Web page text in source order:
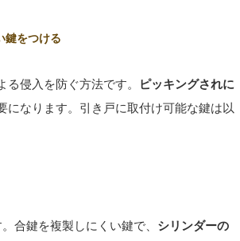
鍵をつける
る侵入を防ぐ方法です。
ピッキングされに
になります。引き戸に取付け可能な鍵は以
合鍵を複製しにくい鍵で、 シリンダーの